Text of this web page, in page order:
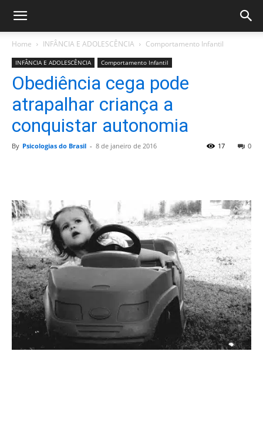
Home INFÂNCIA E ADOLESCÊNCIA Comportamento Infantil
INFÂNCIA E ADOLESCÊNCIA Comportamento Infantil
Obediência cega pode
atrapalhar criança a
conquistar autonomia
By Psicologias do Brasil - 8 de janeiro de 2016 0
17